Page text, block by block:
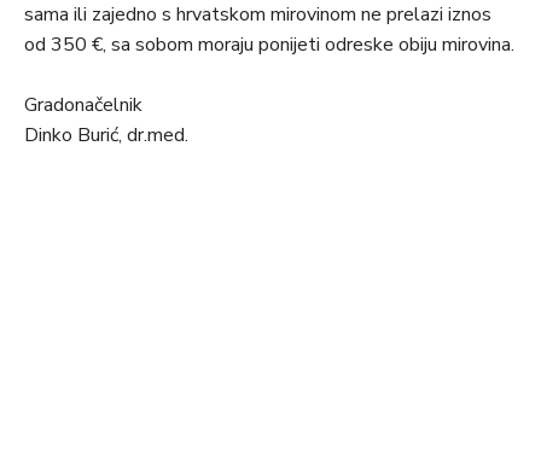
sama ili zajedno s hrvatskom mirovinom ne prelazi iznos
od 350 €, sa sobom moraju ponijeti odreske obiju mirovina.
Gradonačelnik
Dinko Burić, dr.med.